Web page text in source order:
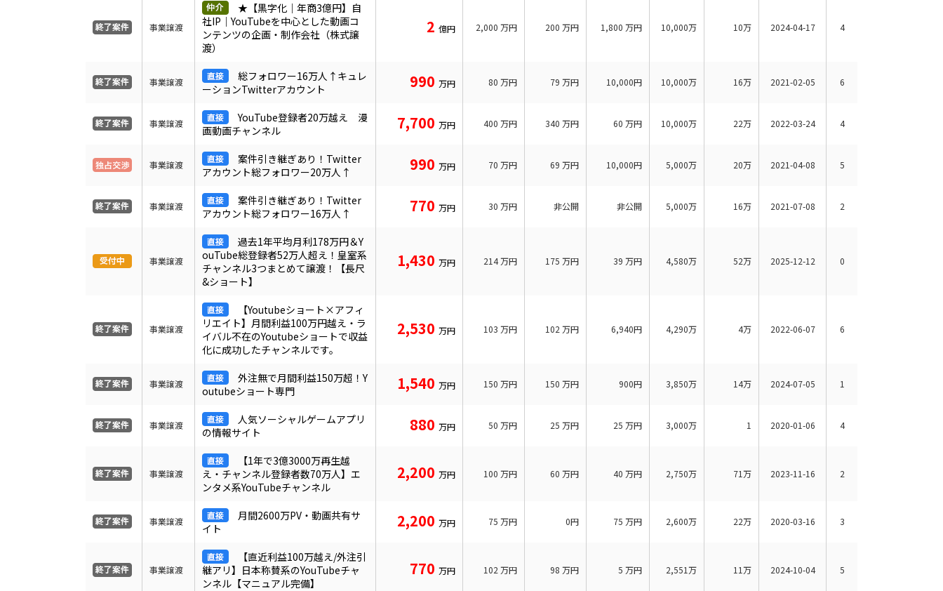
事業譲渡
★【黒字化｜年商3億円】自
社IP｜YouTubeを中心とした動画コ
ンテンツの企画・制作会社（株式譲
渡）
2 億円 2,000 万円 200 万円 1,800 万円 10,000万 10万 2024-04-17 4
事業譲渡
総フォロワー16万人↑キュレ
ーションTwitterアカウント
990 万円 80 万円 79 万円 10,000円 10,000万 16万 2021-02-05 6
事業譲渡
YouTube登録者20万越え 漫
画動画チャンネル
7,700 万円 400 万円 340 万円 60 万円 10,000万 22万 2022-03-24 4
事業譲渡
案件引き継ぎあり！Twitter
アカウント総フォロワー20万人↑
990 万円 70 万円 69 万円 10,000円 5,000万 20万 2021-04-08 5
事業譲渡
案件引き継ぎあり！Twitter
アカウント総フォロワー16万人↑
770 万円 30 万円 非公開 非公開 5,000万 16万 2021-07-08 2
事業譲渡
過去1年平均月利178万円＆Y
ouTube総登録者52万人超え！皇室系
チャンネル3つまとめて譲渡！【長尺
&ショート】
1,430 万円 214万円 175 万円 39 万円 4,580万 52万 2025-12-12 0
事業譲渡
【Youtubeショート×アフィ
リエイト】月間利益100万円越え・ラ
イバル不在のYoutubeショートで収益
化に成功したチャンネルです。
2,530 万円 103 万円 102 万円 6,940円 4,290万 4万 2022-06-07 6
事業譲渡
外注無で月間利益150万超！Y
outubeショート専門
1,540 万円 150 万円 150 万円 900円 3,850万 14万 2024-07-05 1
事業譲渡
人気ソーシャルゲームアプリ
の情報サイト
880 万円 50 万円 25 万円 25 万円 3,000万 1 2020-01-06 4
事業譲渡
【1年で3億3000万再生越
え・チャンネル登録者数70万人】エ
ンタメ系YouTubeチャンネル
2,200 万円 100 万円 60 万円 40 万円 2,750万 71万 2023-11-16 2
事業譲渡
月間2600万PV・動画共有サ
イト
2,200 万円 75 万円 0円 75 万円 2,600万 22万 2020-03-16 3
事業譲渡
【直近利益100万越え/外注引
継アリ】日本称賛系のYouTubeチャ
ンネル【マニュアル完備】
770 万円 102 万円 98 万円 5 万円 2,551万 11万 2024-10-04 5